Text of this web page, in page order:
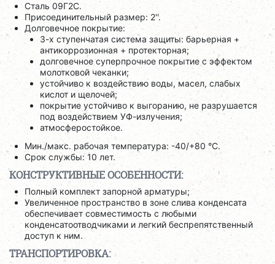
Сталь 09Г2С.
Присоединительный размер: 2''.
Долговечное покрытие:
3-х ступенчатая система защиты: барьерная +
антикоррозионная + протекторная;
долговечное суперпрочное покрытие с эффектом
молотковой чеканки;
устойчиво к воздействию воды, масел, слабых
кислот и щелочей;
покрытие устойчиво к выгоранию, не разрушается
под воздействием УФ-излучения;
атмосферостойкое.
Мин./макс. рабочая температура: -40/+80 °C.
Срок службы: 10 лет.
КОНСТРУКТИВНЫЕ ОСОБЕННОСТИ:
Полный комплект запорной арматуры;
Увеличенное пространство в зоне слива конденсата
обеспечивает совместимость с любыми
конденсатоотводчиками и легкий беспрепятственный
доступ к ним.
ТРАНСПОРТИРОВКА: